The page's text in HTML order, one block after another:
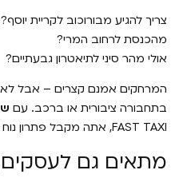
צריך להגיע מבורוכוב לקריית יוסף?
מהכנסת לרחוב המרי?
אולי מהר סיני לתיאטרון גבעתיים?
המרחקים אמנם קצרים – אבל לא
בתחבורה ציבורית או ברכב. עם
FAST TAXI, אתה מקבל פתרון נוח וזמין בכל שעה.
מתאים גם לעסקים,